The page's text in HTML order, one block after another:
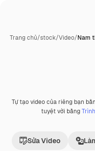
Trang chủ/stock/Video/Nam
Tự tạo video của riêng bạn
tuyệt vời bằng
Sửa Video